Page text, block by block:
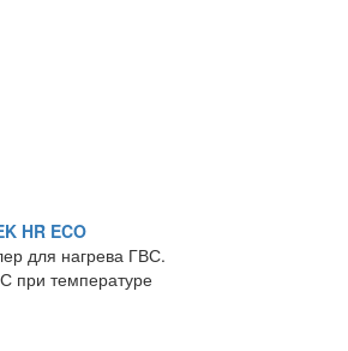
HR ECO
для нагрева ГВС.
при температуре